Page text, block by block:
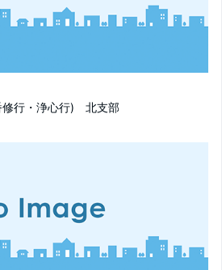
修行・浄心行) 北支部